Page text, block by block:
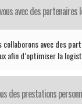
avec des partenaires
collaborons avec des
afin d’optimiser la
des prestations